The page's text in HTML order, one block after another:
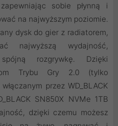
sobie płynną i
na najwyższym poziomie.
dysk do gier z radiatorem,
najwyższą wydajność,
rozgrywkę. Dzięki
Trybu Gry 2.0 (tylko
przez WD_BLACK
SN850X NVMe 1TB
dzięki czemu możesz